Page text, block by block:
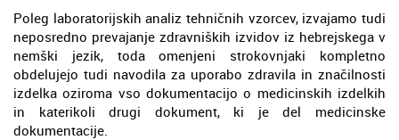
Poleg laboratorijskih analiz tehničnih vzorcev, izvajamo tudi
neposredno prevajanje zdravniških izvidov iz hebrejskega v
nemški jezik, toda omenjeni strokovnjaki kompletno
obdelujejo tudi navodila za uporabo zdravila in značilnosti
izdelka oziroma vso dokumentacijo o medicinskih izdelkih
in katerikoli drugi dokument, ki je del medicinske
dokumentacije.